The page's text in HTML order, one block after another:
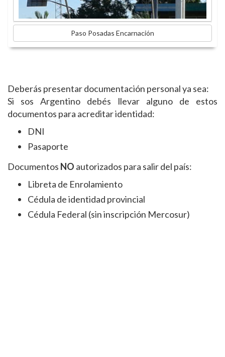
Paso Posadas Encarnación
Deberás presentar documentación personal ya sea:
Si sos Argentino debés llevar alguno de estos
documentos para acreditar identidad:
DNI
Pasaporte
Documentos NO autorizados para salir del país:
Libreta de Enrolamiento
Cédula de identidad provincial
Cédula Federal (sin inscripción Mercosur)